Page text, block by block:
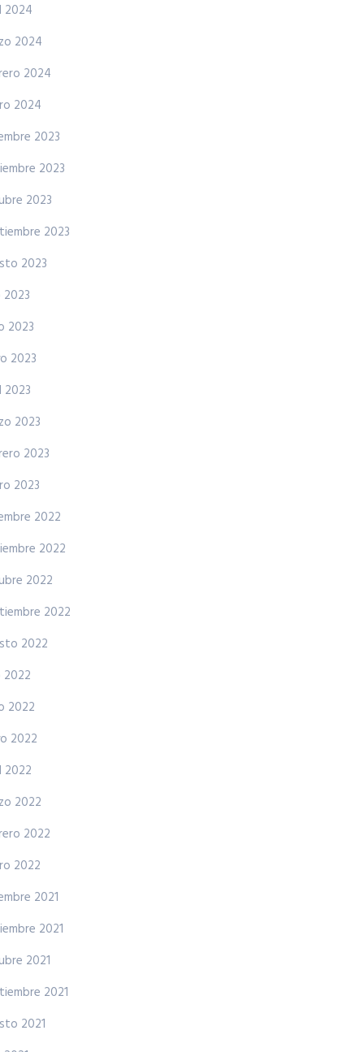
2024
2024
2024
2024
2023
2023
2023
2023
2023
2023
2023
2023
2023
2023
2023
2022
2022
2022
2022
2022
2022
2022
2022
2022
2022
2022
2022
2021
2021
2021
2021
2021